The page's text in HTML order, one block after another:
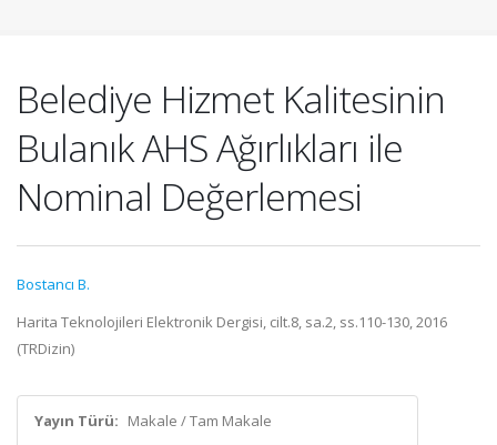
Belediye Hizmet Kalitesinin
Bulanık AHS Ağırlıkları ile
Nominal Değerlemesi
Bostancı B.
Harita Teknolojileri Elektronik Dergisi, cilt.8, sa.2, ss.110-130, 2016
(TRDizin)
Yayın Türü: Makale / Tam Makale